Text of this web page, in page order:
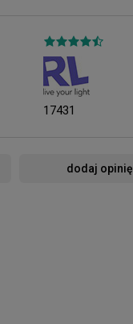
17431
dodaj opinię